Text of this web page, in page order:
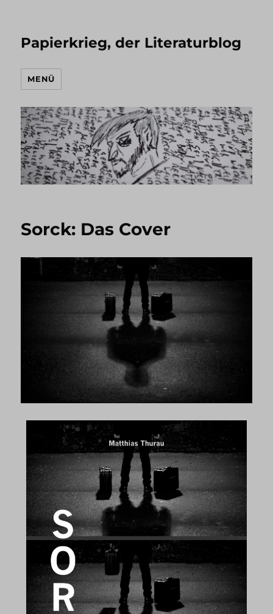
Papierkrieg, der Literaturblog
MENÜ
Sorck: Das Cover